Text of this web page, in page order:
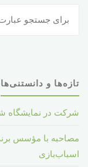
تازه‌ها و دانستنی‌ها
شرکت در نمایشگاه
مصاحبه با مؤسس
اسباب‌بازی